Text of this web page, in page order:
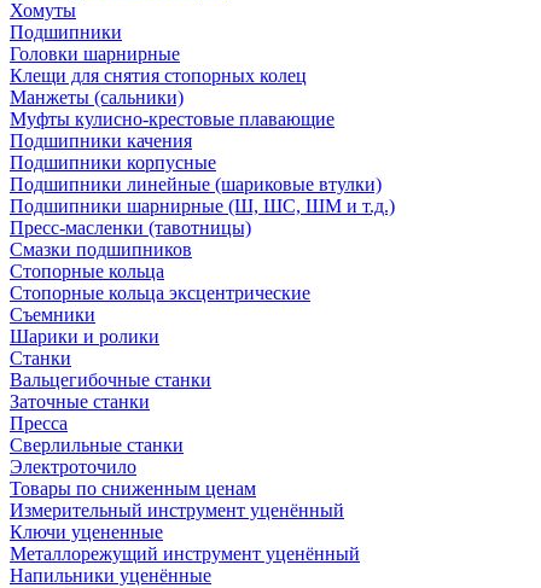
Хомуты
Подшипники
Головки шарнирные
Клещи для снятия стопорных колец
Манжеты (сальники)
Муфты кулисно-крестовые плавающие
Подшипники качения
Подшипники корпусные
Подшипники линейные (шариковые втулки)
Подшипники шарнирные (Ш, ШС, ШМ и т.д.)
Пресс-масленки (тавотницы)
Смазки подшипников
Стопорные кольца
Стопорные кольца эксцентрические
Съемники
Шарики и ролики
Станки
Вальцегибочные станки
Заточные станки
Пресса
Сверлильные станки
Электроточило
Товары по сниженным ценам
Измерительный инструмент уценённый
Ключи уцененные
Металлорежущий инструмент уценённый
Напильники уценённые